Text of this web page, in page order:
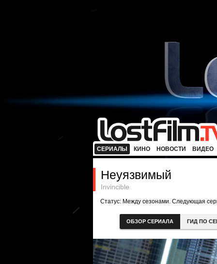
СЕРИАЛЫ КИНО НОВОСТИ ВИДЕО
Неуязвимый
Invincible
Статус: Между сезонами. Следующая
ОБЗОР СЕРИАЛА ГИД ПО